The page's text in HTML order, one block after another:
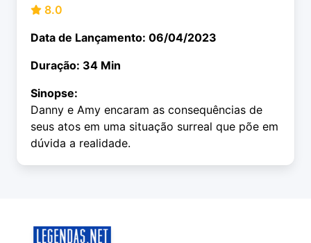
8.0
Data de Lançamento: 06/04/2023
Duração: 34 Min
Sinopse:
Danny e Amy encaram as consequências de
seus atos em uma situação surreal que põe em
dúvida a realidade.